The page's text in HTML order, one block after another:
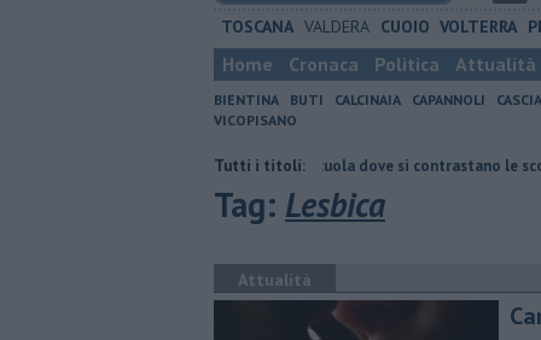
TOSCANA VALDERA CUOIO VOLTERRA
Home Cronaca Politica Attualità
BIENTINA BUTI CALCINAIA CAPANNOLI
VICOPISANO
Tutti i titoli:
Terremoto, la scuola dove si contrastano le scosse
Tag: Lesbica
Attualità